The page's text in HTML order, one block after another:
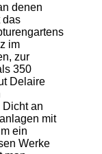
denen
das
im
zur
350
Delaire
an
mit
ein
Werke